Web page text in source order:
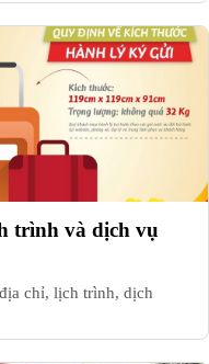
trình và dịch vụ
chỉ, lịch trình, dịch